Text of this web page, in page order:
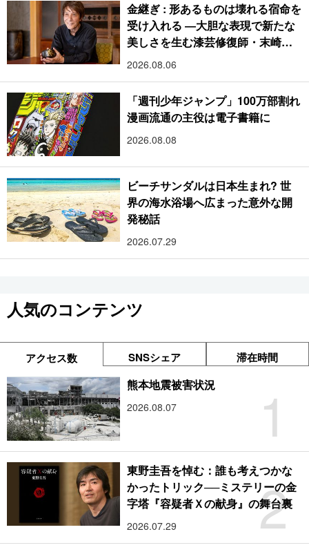
金継ぎ : 形あるものは壊れる宿命を
受け入れる ―大胆な表現で新たな
美しさを生む漆芸修復師・末崎広
樹
2026.08.06
「週刊少年ジャンプ」100万部割れ
漫画流通の主役は電子書籍に
2026.08.08
ビーチサンダルは日本生まれ? 世
界の海水浴場へ広まった意外な開
発秘話
2026.07.29
人気のコンテンツ
アクセス数 SNSシェア 滞在時間
1
熊本地震被害状況
2026.08.07
2
東野圭吾を悼む：誰も考えつかな
かったトリック──ミステリーの金
字塔『容疑者Ｘの献身』の舞台裏
2026.07.29